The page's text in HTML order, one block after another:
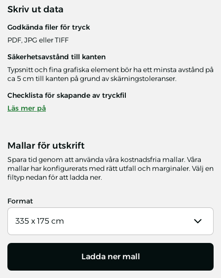
Skriv ut data
Godkända filer för tryck
PDF, JPG eller TIFF
Säkerhetsavstånd till kanten
Typsnitt och fina grafiska element bör ha ett minsta avstånd på
ca 5 cm till kanten på grund av skärningstoleranser.
Checklista för skapande av tryckfil
Läs mer på
Mallar för utskrift
Spara tid genom att använda våra kostnadsfria mallar. Våra
mallar har konfigurerats med rätt utfall och marginaler. Välj en
filtyp nedan för att ladda ner.
Format
335 x 175 cm
Ladda ner mall